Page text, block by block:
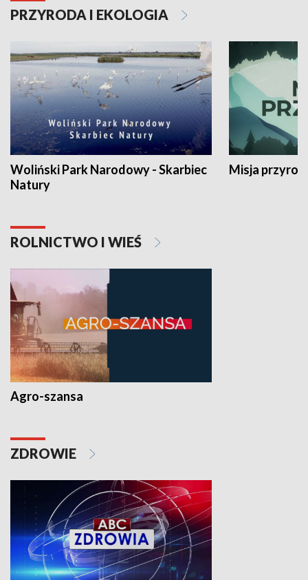
PRZYRODA I EKOLOGIA
Woliński Park Narodowy - Skarbiec
Natury
Misja
ROLNICTWO I WIEŚ
Agro-szansa
ZDROWIE